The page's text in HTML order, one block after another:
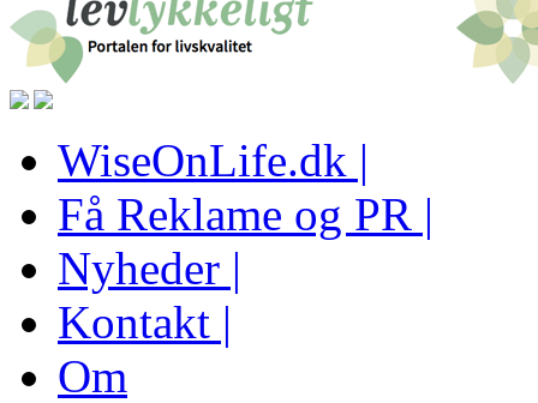
WiseOnLife.dk |
Få Reklame og PR |
Nyheder |
Kontakt |
Om